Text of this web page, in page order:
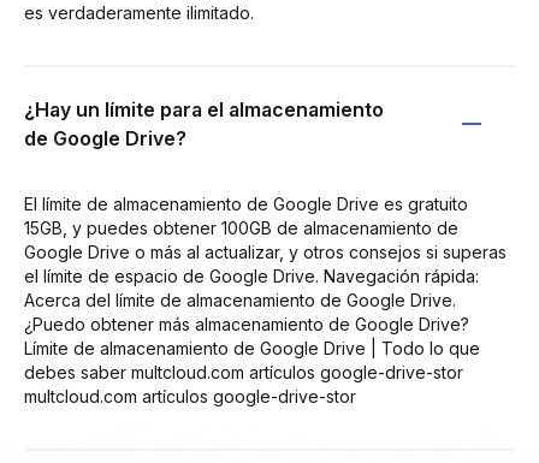
es verdaderamente ilimitado.
¿Hay un límite para el almacenamiento
de Google Drive?
El límite de almacenamiento de Google Drive es gratuito
15GB, y puedes obtener 100GB de almacenamiento de
Google Drive o más al actualizar, y otros consejos si superas
el límite de espacio de Google Drive. Navegación rápida:
Acerca del límite de almacenamiento de Google Drive.
¿Puedo obtener más almacenamiento de Google Drive?
Límite de almacenamiento de Google Drive | Todo lo que
debes saber multcloud.com artículos google-drive-stor
multcloud.com artículos google-drive-stor